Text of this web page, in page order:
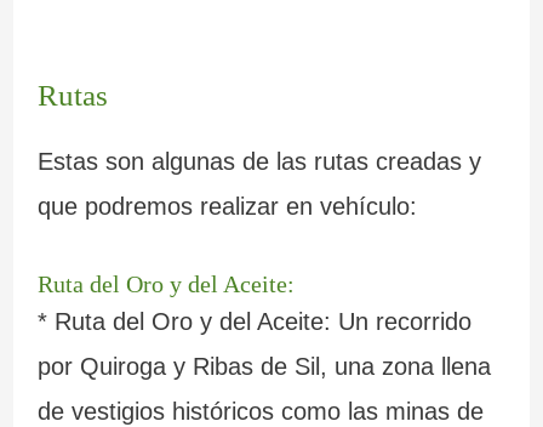
Rutas
Estas son algunas de las rutas creadas y
que podremos realizar en vehículo:
Ruta del Oro y del Aceite:
* Ruta del Oro y del Aceite: Un recorrido
por Quiroga y Ribas de Sil, una zona llena
de vestigios históricos como las minas de